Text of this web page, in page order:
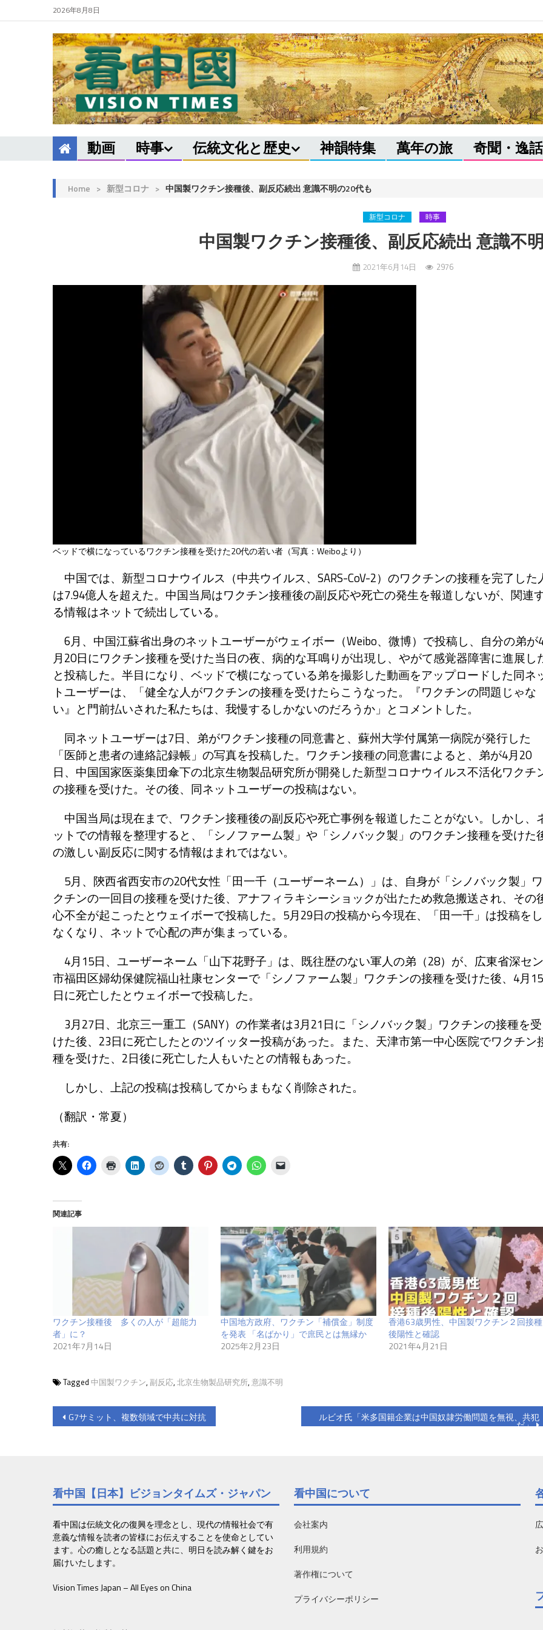
2026年8月8日
動画 時事 伝統文化と歴史 神韻特集 萬年の旅 奇聞・逸話
Home > 新型コロナ > 中国製ワクチン接種後、副反応続出 意識不明の20代も
新型コロナ 時事
中国製ワクチン接種後、副反応続出 意識不
2021年6月14日 2976
ベッドで横になっているワクチン接種を受けた20代の若い者（写真：Weiboより）
中国では、新型コロナウイルス（中共ウイルス、SARS-CoV-2）のワクチンの接種を完了した
は7.94億人を超えた。中国当局はワクチン接種後の副反応や死亡の発生を報道しないが、関連
る情報はネットで続出している。
6月、中国江蘇省出身のネットユーザーがウェイボー（Weibo、微博）で投稿し、自分の弟が
月20日にワクチン接種を受けた当日の夜、病的な耳鳴りが出現し、やがて感覚器障害に進展し
と投稿した。半目になり、ベッドで横になっている弟を撮影した動画をアップロードした同ネ
トユーザーは、「健全な人がワクチンの接種を受けたらこうなった。『ワクチンの問題じゃな
い』と門前払いされた私たちは、我慢するしかないのだろうか」とコメントした。
同ネットユーザーは7日、弟がワクチン接種の同意書と、蘇州大学付属第一病院が発行した
「医師と患者の連絡記録帳」の写真を投稿した。ワクチン接種の同意書によると、弟が4月20
日、中国国家医薬集団傘下の北京生物製品研究所が開発した新型コロナウイルス不活化ワクチ
の接種を受けた。その後、同ネットユーザーの投稿はない。
中国当局は現在まで、ワクチン接種後の副反応や死亡事例を報道したことがない。しかし、
ットでの情報を整理すると、「シノファーム製」や「シノバック製」のワクチン接種を受けた
の激しい副反応に関する情報はまれではない。
5月、陝西省西安市の20代女性「田一千（ユーザーネーム）」は、自身が「シノバック製」ワ
クチンの一回目の接種を受けた後、アナフィラキシーショックが出たため救急搬送され、その
心不全が起こったとウェイボーで投稿した。5月29日の投稿から今現在、「田一千」は投稿をし
なくなり、ネットで心配の声が集まっている。
4月15日、ユーザーネーム「山下花野子」は、既往歴のない軍人の弟（28）が、広東省深セン
市福田区婦幼保健院福山社康センターで「シノファーム製」ワクチンの接種を受けた後、4月15
日に死亡したとウェイボーで投稿した。
3月27日、北京三一重工（SANY）の作業者は3月21日に「シノバック製」ワクチンの接種を受
けた後、23日に死亡したとのツイッター投稿があった。また、天津市第一中心医院でワクチン
種を受けた、2日後に死亡した人もいたとの情報もあった。
しかし、上記の投稿は投稿してからまもなく削除された。
（翻訳・常夏）
共有:
関連記事
ワクチン接種後 多くの人が「超能力
者」に？
2021年7月14日
中国地方政府、ワクチン「補償金」制度
を発表 「名ばかり」で庶民とは無縁か
2025年2月23日
香港63歳男性、中国製ワクチン２回接種
後陽性と確認
2021年4月21日
Tagged 中国製ワクチン, 副反応, 北京生物製品研究所, 意識不明
投
ビ
ゲ
ー
シ
ョ
ン
G7サミット、複数領域で中共に対抗 ルビオ氏「米多国籍企業は中国奴隷労働問題を無視、共犯
だ」
看中国【日本】ビジョンタイムズ・ジャパン
看中国は伝統文化の復興を理念とし、現代の情報社会で有
意義な情報を読者の皆様にお伝えすることを使命としてい
ます。心の癒しとなる話題と共に、明日を読み解く鍵をお
届けいたします。
Vision Times Japan – All Eyes on China
看中国について
会社案内
利用規約
著作権について
プライバシーポリシー